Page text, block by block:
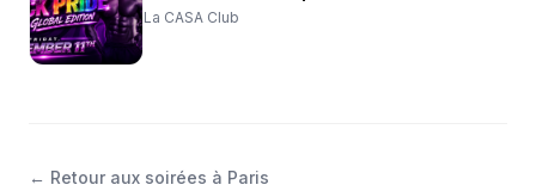
La CASA Club
← Retour aux soirées à Paris